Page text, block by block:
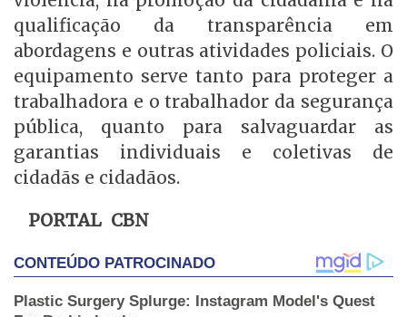
qualificação da transparência em
abordagens e outras atividades policiais. O
equipamento serve tanto para proteger a
trabalhadora e o trabalhador da segurança
pública, quanto para salvaguardar as
garantias individuais e coletivas de
cidadãs e cidadãos.
PORTAL CBN